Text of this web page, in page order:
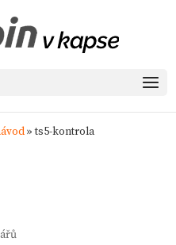
»ts5-kontrola